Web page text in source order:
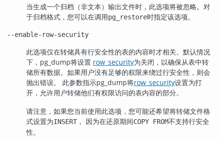
当生成一个归档（非文本）输出文件时，此选项将被忽略。对
于归档格式，您可以在调用pg_restore时指定该选项。
--enable-row-security
此选项仅在转储具有行安全性的表的内容时才相关。默认情况
下， pg_dump将设置 row_security为关闭，以确保从表中转
储所有数据。如果用户没有足够的权限来绕过行安全性，则会
抛出错误。 此参数指示pg_dump将row_security设置为打
开，允许用户转储他们有权限访问的表内容的部分。
请注意，如果您当前使用此选项，您可能还希望将转储文件格
式设置为INSERT ， 因为在还原期间COPY FROM不支持行安全
性。